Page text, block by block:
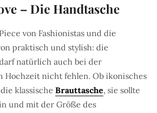
– Die Handtasche
von Fashionistas und die
praktisch und stylish: die
natürlich auch bei der
Hochzeit nicht fehlen. Ob ikonisches
klassische Brauttasche, sie sollte
und mit der Größe des